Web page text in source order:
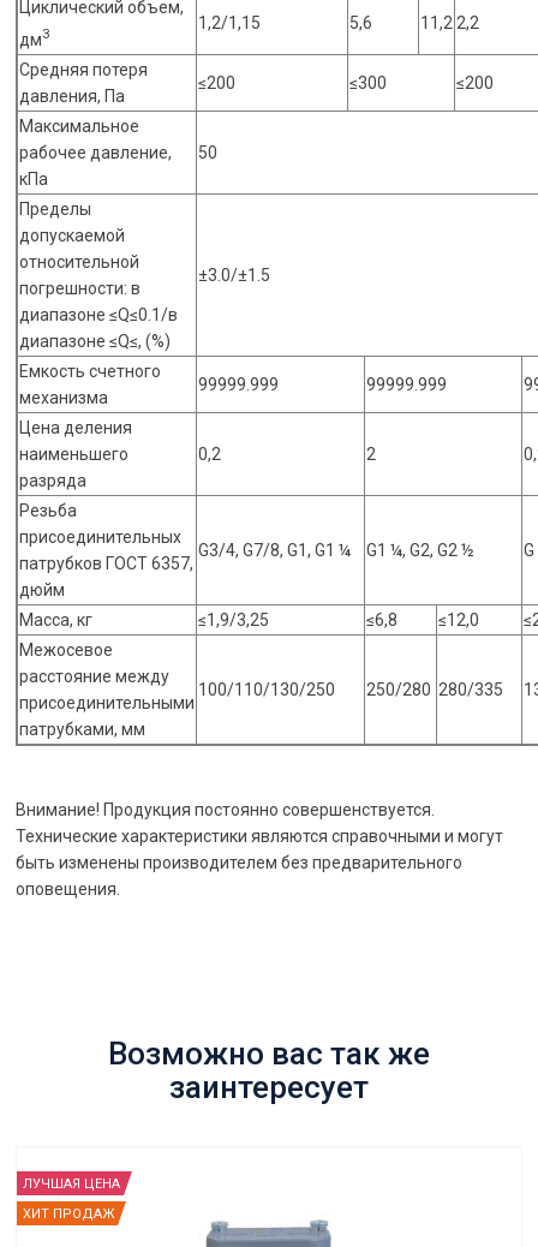
Циклический объем,
дм3
1,2/1,15 5,6 11,2 2,2
Средняя потеря
давления, Па
≤200 ≤300 ≤200
Максимальное
рабочее давление,
кПа
50
Пределы
допускаемой
относительной
погрешности: в
диапазоне ≤Q≤0.1/в
диапазоне ≤Q≤, (%)
±3.0/±1.5
Емкость счетного
механизма
99999.999 99999.999
Цена деления
наименьшего
разряда
0,2 2
Резьба
присоединительных
патрубков ГОСТ 6357,
дюйм
G3/4, G7/8, G1, G1 ¼ G1 ¼, G2, G2 ½
Масса, кг ≤1,9/3,25 ≤6,8 ≤12,0
Межосевое
расстояние между
присоединительными
патрубками, мм
100/110/130/250 250/280 280/335
Внимание! Продукция постоянно совершенствуется.
Технические характеристики являются справочными и могут
быть изменены производителем без предварительного
оповещения.
Возможно вас так же
заинтересует
ЛУЧШАЯ ЦЕНА
ХИТ ПРОДАЖ